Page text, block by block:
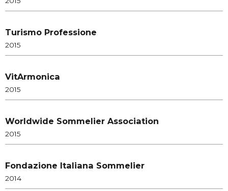
Turismo Professione
2015
VitArmonica
2015
Worldwide Sommelier Association
2015
Fondazione Italiana Sommelier
2014